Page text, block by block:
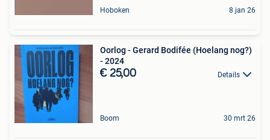
Hoboken 8 jan 26
Oorlog - Gerard Bodifée (Hoelang nog?)
- 2024
€ 25,00 Details
Boom 30 mrt 26